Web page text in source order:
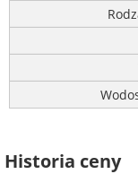
Historia ceny